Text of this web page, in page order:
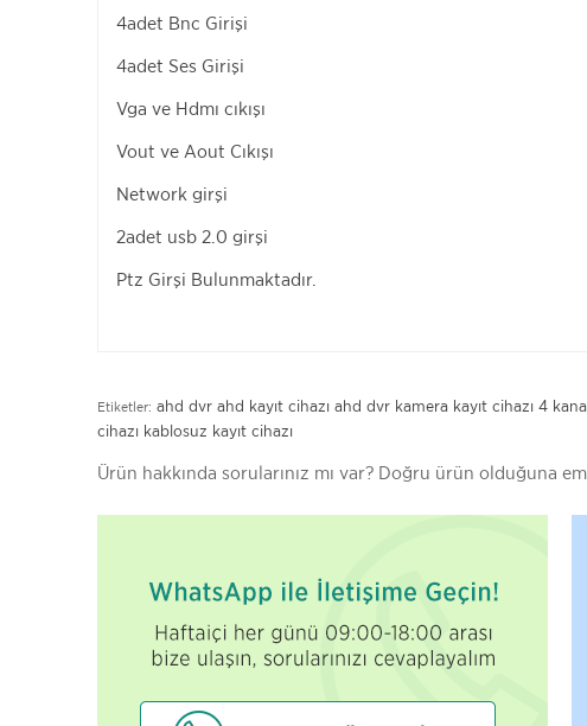
4adet Bnc Girişi
4adet Ses Girişi
Vga ve Hdmı cıkışı
Vout ve Aout Cıkışı
Network girşi
2adet usb 2.0 girşi
Ptz Girşi Bulunmaktadır.
Etiketler: ahd dvr ahd kayıt cihazı ahd dvr kamera kayıt cihazı 4
cihazı kablosuz kayıt cihazı
Ürün hakkında sorularınız mı var? Doğru ürün olduğuna